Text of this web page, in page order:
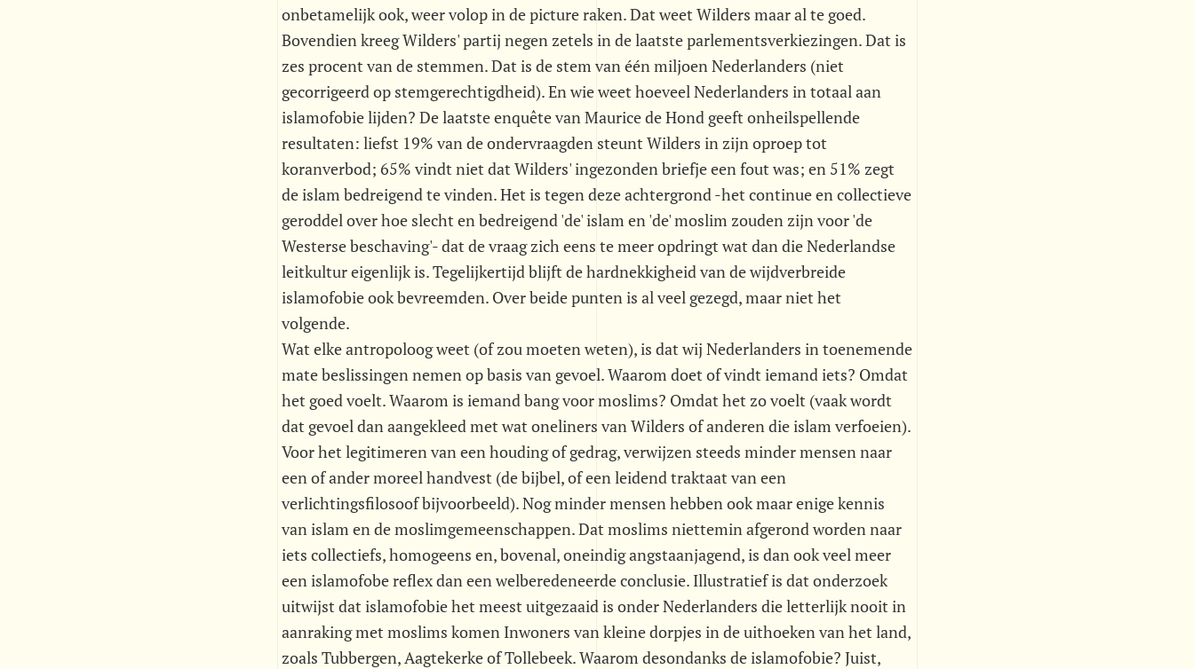
onbetamelijk ook, weer volop in de picture raken. Dat weet Wilders maar al te goed.
Bovendien kreeg Wilders' partij negen zetels in de laatste parlementsverkiezingen. Dat is
zes procent van de stemmen. Dat is de stem van één miljoen Nederlanders (niet
gecorrigeerd op stemgerechtigdheid). En wie weet hoeveel Nederlanders in totaal aan
islamofobie lijden? De laatste enquête van Maurice de Hond geeft onheilspellende
resultaten: liefst 19% van de ondervraagden steunt Wilders in zijn oproep tot
koranverbod; 65% vindt niet dat Wilders' ingezonden briefje een fout was; en 51% zegt
de islam bedreigend te vinden. Het is tegen deze achtergrond -het continue en collectieve
geroddel over hoe slecht en bedreigend 'de' islam en 'de' moslim zouden zijn voor 'de
Westerse beschaving'- dat de vraag zich eens te meer opdringt wat dan die Nederlandse
leitkultur eigenlijk is. Tegelijkertijd blijft de hardnekkigheid van de wijdverbreide
islamofobie ook bevreemden. Over beide punten is al veel gezegd, maar niet het
volgende.
Wat elke antropoloog weet (of zou moeten weten), is dat wij Nederlanders in toenemende
mate beslissingen nemen op basis van gevoel. Waarom doet of vindt iemand iets? Omdat
het goed voelt. Waarom is iemand bang voor moslims? Omdat het zo voelt (vaak wordt
dat gevoel dan aangekleed met wat oneliners van Wilders of anderen die islam verfoeien).
Voor het legitimeren van een houding of gedrag, verwijzen steeds minder mensen naar
een of ander moreel handvest (de bijbel, of een leidend traktaat van een
verlichtingsfilosoof bijvoorbeeld). Nog minder mensen hebben ook maar enige kennis
van islam en de moslimgemeenschappen. Dat moslims niettemin afgerond worden naar
iets collectiefs, homogeens en, bovenal, oneindig angstaanjagend, is dan ook veel meer
een islamofobe reflex dan een welberedeneerde conclusie. Illustratief is dat onderzoek
uitwijst dat islamofobie het meest uitgezaaid is onder Nederlanders die letterlijk nooit in
aanraking met moslims komen Inwoners van kleine dorpjes in de uithoeken van het land,
zoals Tubbergen, Aagtekerke of Tollebeek. Waarom desondanks de islamofobie? Juist,